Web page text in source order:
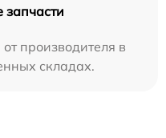
производителя в
складах.